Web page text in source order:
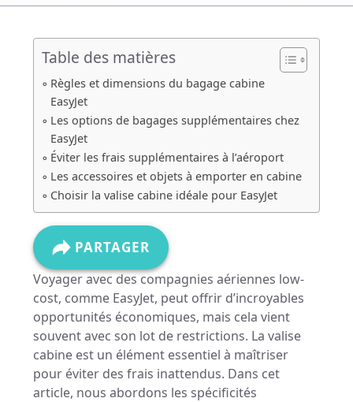
Table des matières
Règles et dimensions du bagage cabine
EasyJet
Les options de bagages supplémentaires chez
EasyJet
Éviter les frais supplémentaires à l’aéroport
Les accessoires et objets à emporter en cabine
Choisir la valise cabine idéale pour EasyJet
PARTAGER
Voyager avec des compagnies aériennes low-
cost, comme EasyJet, peut offrir d’incroyables
opportunités économiques, mais cela vient
souvent avec son lot de restrictions. La valise
cabine est un élément essentiel à maîtriser
pour éviter des frais inattendus. Dans cet
article, nous abordons les spécificités